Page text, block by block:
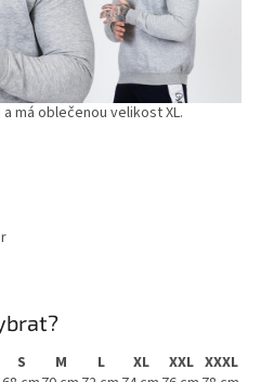
má oblečenou velikost XL.
S M L XL XXL XXXL